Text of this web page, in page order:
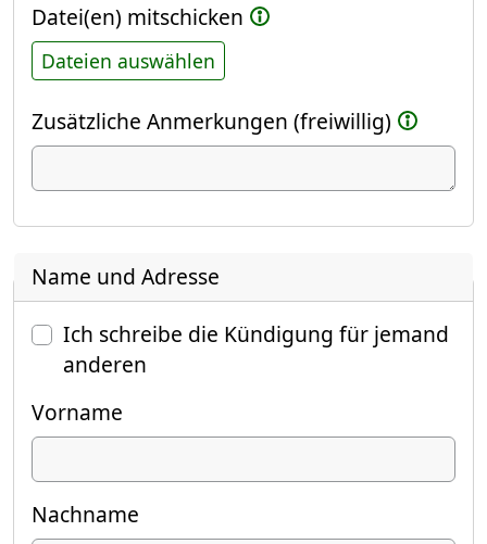
Datei(en) mitschicken
Dateien auswählen
Zusätzliche Anmerkungen (freiwillig)
Name und Adresse
Ich schreibe die Kündigung für jemand
anderen
Vorname
Nachname